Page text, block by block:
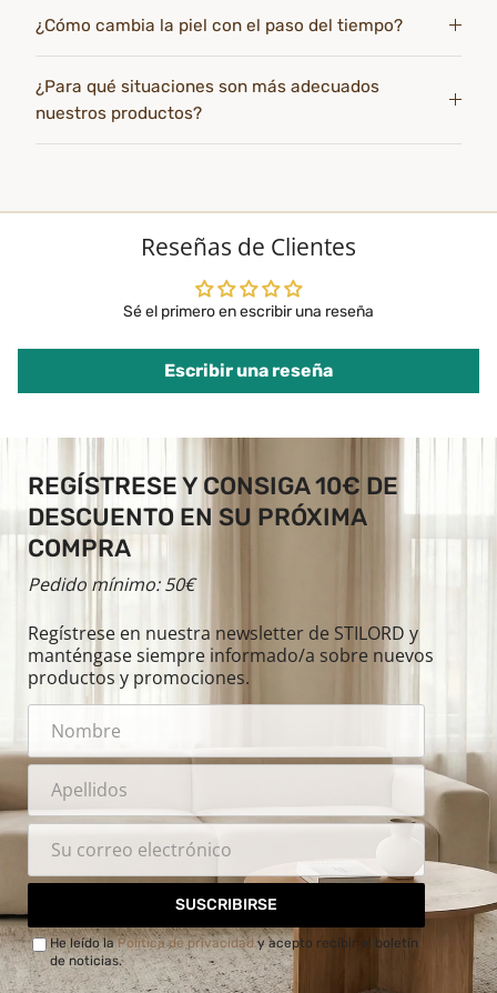
¿Cómo cambia la piel con el paso del tiempo?
¿Para qué situaciones son más adecuados
nuestros productos?
Reseñas de Clientes
Sé el primero en escribir una reseña
Escribir una reseña
REGÍSTRESE Y CONSIGA 10€ DE
DESCUENTO EN SU PRÓXIMA
COMPRA
Pedido mínimo: 50€
Regístrese en nuestra newsletter de STILORD y
manténgase siempre informado/a sobre nuevos
productos y promociones.
SUSCRIBIRSE
He leído laPolítica de privacidady acepto recibir el boletín
de noticias.